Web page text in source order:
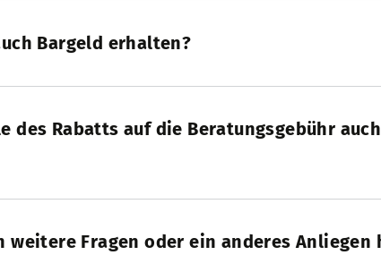
Bargeld erhalten?
des Rabatts auf die Beratungsgebühr
Fragen oder ein anderes Anliegen